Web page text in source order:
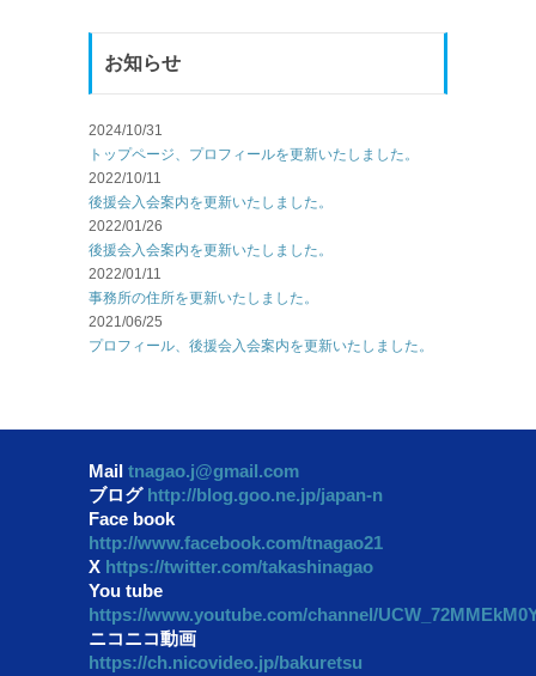
お知らせ
2024/10/31
トップページ、プロフィールを更新いたしました。
2022/10/11
後援会入会案内を更新いたしました。
2022/01/26
後援会入会案内を更新いたしました。
2022/01/11
事務所の住所を更新いたしました。
2021/06/25
プロフィール、後援会入会案内を更新いたしました。
Mail tnagao.j@gmail.com
ブログ http://blog.goo.ne.jp/japan-n
Face book
http://www.facebook.com/tnagao21
X https://twitter.com/takashinagao
You tube
https://www.youtube.com/channel/
ニコニコ動画
https://ch.nicovideo.jp/bakuretsu